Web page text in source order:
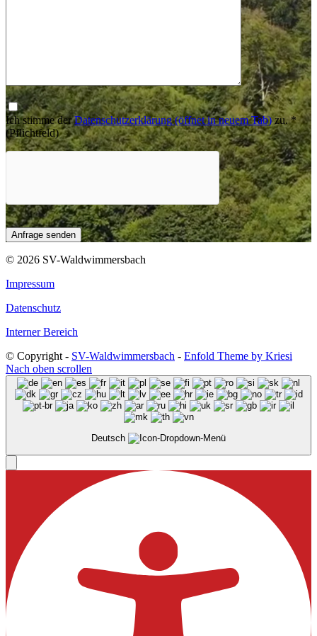
Ich stimme derDatenschutzerklärung(öffnet in neuem Tab)zu.*
(Pflichtfeld)
© 2026 SV-Waldwimmersbach
Impressum
Datenschutz
Interner Bereich
© Copyright - SV-Waldwimmersbach - Enfold Theme by Kriesi
Nach oben scrollen
Deutsch